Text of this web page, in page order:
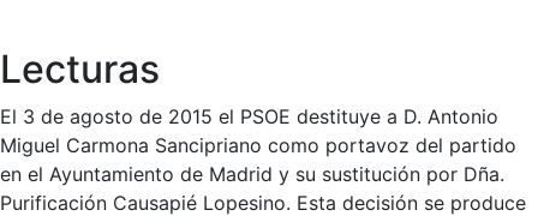
Lecturas
El 3 de agosto de 2015 el PSOE destituye a D. Antonio
Miguel Carmona Sancipriano como portavoz del partido
en el Ayuntamiento de Madrid y su sustitución por Dña.
Purificación Causapié Lopesino. Esta decisión se produce